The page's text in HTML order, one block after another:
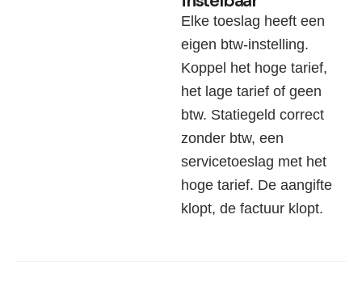
Elke toeslag heeft een
eigen btw-instelling.
Koppel het hoge tarief,
het lage tarief of geen
btw. Statiegeld correct
zonder btw, een
servicetoeslag met het
hoge tarief. De aangifte
klopt, de factuur klopt.